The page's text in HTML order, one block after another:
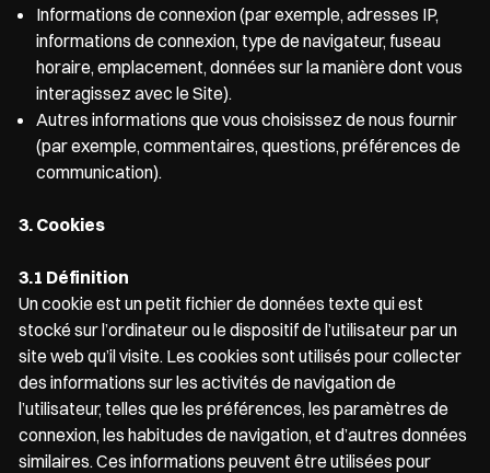
Informations de connexion (par exemple, adresses IP,
informations de connexion, type de navigateur, fuseau
horaire, emplacement, données sur la manière dont vous
interagissez avec le Site).
Autres informations que vous choisissez de nous fournir
(par exemple, commentaires, questions, préférences de
communication).
3. Cookies
3.1 Définition
Un cookie est un petit fichier de données texte qui est
stocké sur l’ordinateur ou le dispositif de l’utilisateur par un
site web qu’il visite. Les cookies sont utilisés pour collecter
des informations sur les activités de navigation de
l’utilisateur, telles que les préférences, les paramètres de
connexion, les habitudes de navigation, et d’autres données
similaires. Ces informations peuvent être utilisées pour